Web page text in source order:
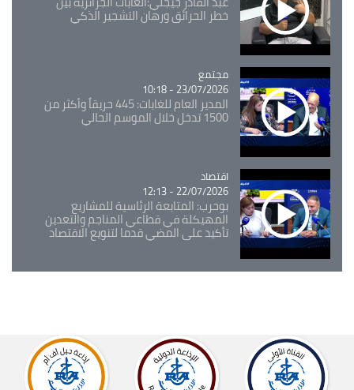
خطر الحرائق ورهان التشجير الذكي
Catégorie
مجتمع
23/07/2026 - 10:18
المدير العام للغابات: 445 حريقاً وأكثر من
1500 تدخل خلال الموسم الحالي
Catégorie
اقتصاد
22/07/2026 - 12:13
بوحرب: المتابعة الرئاسية للمشاريع
المهيكلة في قطاعي المناجم والتعدين
تأكيد على المضي قدما لتنويع الاقتصاد